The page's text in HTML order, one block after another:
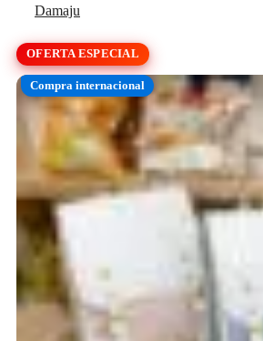
Damaju
OFERTA ESPECIAL
Compra internacional